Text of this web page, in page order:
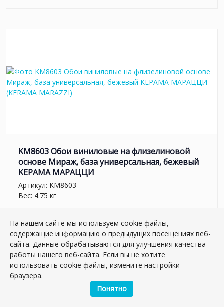
KM8603 Обои виниловые на флизелиновой
основе Мираж, база универсальная, бежевый
KЕРАМА МАРАЦЦИ
Артикул: KM8603
Вес: 4.75 кг
5 440.80 руб.
– + шт.
На нашем сайте мы используем cookie файлы,
содержащие информацию о предыдущих посещениях веб-
сайта. Данные обрабатываются для улучшения качества
работы нашего веб-сайта. Если вы не хотите
использовать cookie файлы, измените настройки
браузера.
Понятно